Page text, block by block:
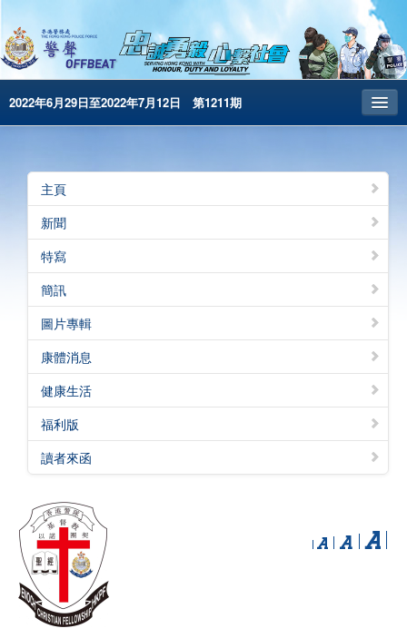
2022年6月29日至2022年7月12日 第1211期
昔日警聲
警務處主頁
简体版
English
電子書版
警聲特刊
主頁
新聞
特寫
簡訊
圖片專輯
康體消息
健康生活
福利版
讀者來函